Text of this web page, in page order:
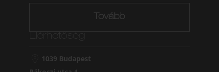
Tovább
1039 Budapest